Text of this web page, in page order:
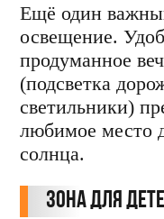
Ещё один
освещение.
продуманное
(подсветка
светильники)
любимое место
солнца.
Зона для